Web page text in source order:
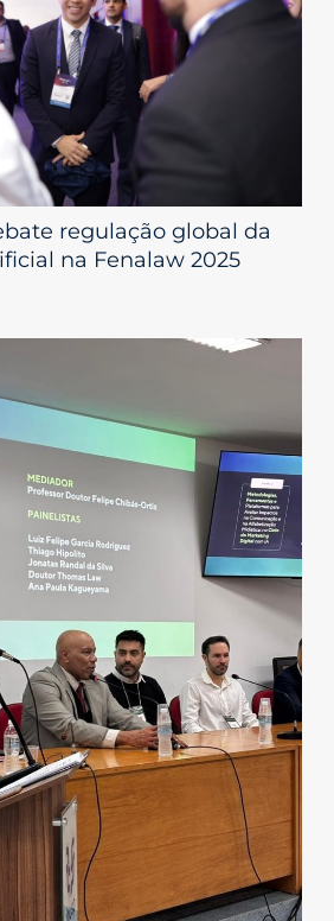
regulação global da
na Fenalaw 2025